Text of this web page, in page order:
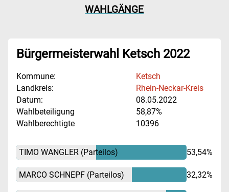
WAHLGÄNGE
Bürgermeisterwahl Ketsch 2022
Kommune:
Ketsch
Landkreis:
Rhein-Neckar-Kreis
Datum:
08.05.2022
Wahlbeteiligung
58,87%
Wahlberechtigte
10396
TIMO WANGLER (Parteilos) 53,54%
MARCO SCHNEPF (Parteilos) 32,32%